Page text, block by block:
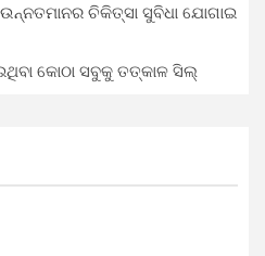
ଚିକିତ୍ସା ସୁବିଧା ଯୋଗାଇ
କୋଠା ସବୁକୁ ତତ୍କାଳ ସିଲ୍‌